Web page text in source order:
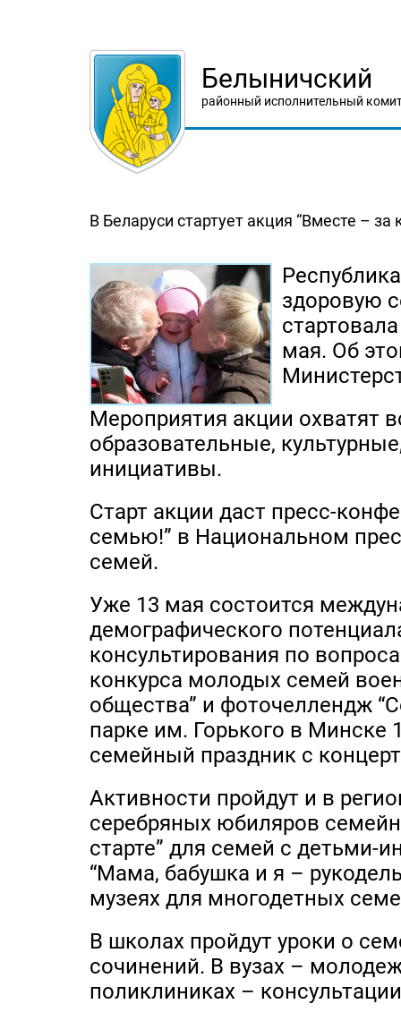
Белыничский
районный исполнительный
В Беларуси стартует акция “Вместе –
здоровую
мая. Об
Мероприятия акции охватят
образовательные,
инициативы.
Старт акции даст пресс-
семью!” в Национальном
семей.
Уже 13 мая состоится
демографического
консультирования по
конкурса молодых семей
общества” и фоточеллендж
парке им. Горького в Минске
семейный праздник с
Активности пройдут и в
серебряных юбиляров
старте” для семей с детьми-
“Мама, бабушка и я –
музеях для многодетных
В школах пройдут уроки о
сочинений. В вузах –
поликлиниках –